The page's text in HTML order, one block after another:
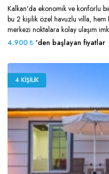
Kalkan'da ekonomik ve konforlu
bu 2 kişilik özel havuzlu villa,
merkezi noktalara kolay ulaşım
4.900 ₺ 'den başlayan fiyatlar
4 KIŞILIK